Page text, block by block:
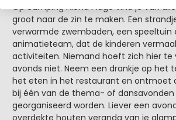
Op camping Aloha Plage vind je van
groot naar de zin te maken. Een
verwarmde zwembaden, een speeltuin
animatieteam, dat de kinderen
activiteiten. Niemand hoeft zich hier te
avonds niet. Neem een drankje op het
het eten in het restaurant en ontmoet
bij één van de thema- of
georganiseerd worden. Liever een
overdekte houten veranda van je